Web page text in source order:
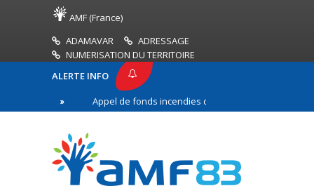
AMF (France)
ADAMAVAR
ADRESSAGE
NUMERISATION DU TERRITOIRE
ALERTE INFO
Appel de fonds incendies de forêt
ligne